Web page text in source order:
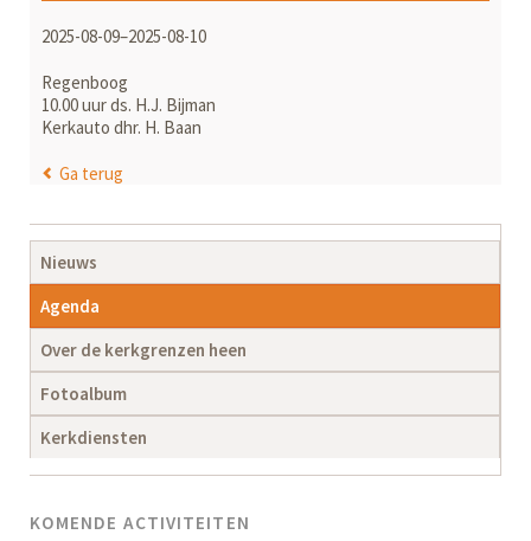
2025-08-09–2025-08-10
Regenboog
10.00 uur ds. H.J. Bijman
Kerkauto dhr. H. Baan
Ga terug
Navigatie
overslaan
Nieuws
Agenda
Over de kerkgrenzen heen
Fotoalbum
Kerkdiensten
KOMENDE ACTIVITEITEN